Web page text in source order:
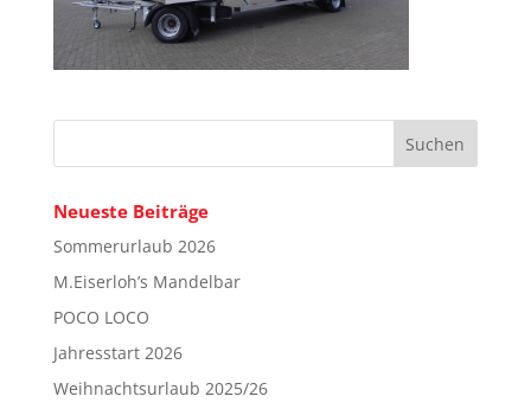
Neueste Beiträge
Sommerurlaub 2026
M.Eiserloh’s Mandelbar
POCO LOCO
Jahresstart 2026
Weihnachtsurlaub 2025/26